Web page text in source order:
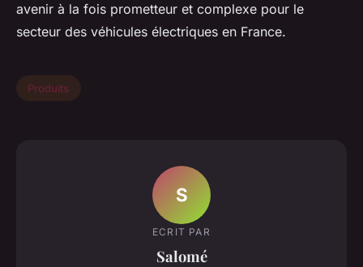
avenir à la fois prometteur et complexe pour le
secteur des véhicules électriques en France.
Produits
S
ECRIT PAR
Salomé